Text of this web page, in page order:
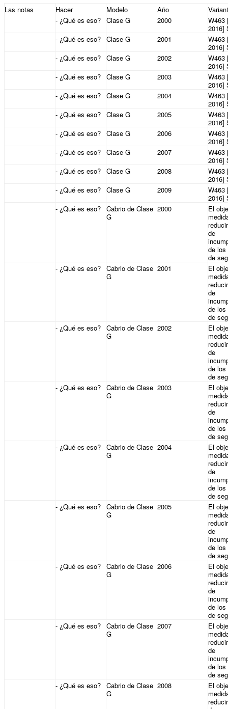
Las notas Hacer Modelo Año
- ¿Qué es eso? Clase G 2000
W463
2016]
- ¿Qué es eso? Clase G 2001
W463
2016]
- ¿Qué es eso? Clase G 2002
W463
2016]
- ¿Qué es eso? Clase G 2003
W463
2016]
- ¿Qué es eso? Clase G 2004
W463
2016]
- ¿Qué es eso? Clase G 2005
W463
2016]
- ¿Qué es eso? Clase G 2006
W463
2016]
- ¿Qué es eso? Clase G 2007
W463
2016]
- ¿Qué es eso? Clase G 2008
W463
2016]
- ¿Qué es eso? Clase G 2009
W463
2016]
- ¿Qué es eso? Cabrio de Clase
G
2000
El
de
de los
de
- ¿Qué es eso? Cabrio de Clase
G
2001
El
de
de los
de
- ¿Qué es eso? Cabrio de Clase
G
2002
El
de
de los
de
- ¿Qué es eso? Cabrio de Clase
G
2003
El
de
de los
de
- ¿Qué es eso? Cabrio de Clase
G
2004
El
de
de los
de
- ¿Qué es eso? Cabrio de Clase
G
2005
El
de
de los
de
- ¿Qué es eso? Cabrio de Clase
G
2006
El
de
de los
de
- ¿Qué es eso? Cabrio de Clase
G
2007
El
de
de los
de
- ¿Qué es eso? Cabrio de Clase
G
2008
El